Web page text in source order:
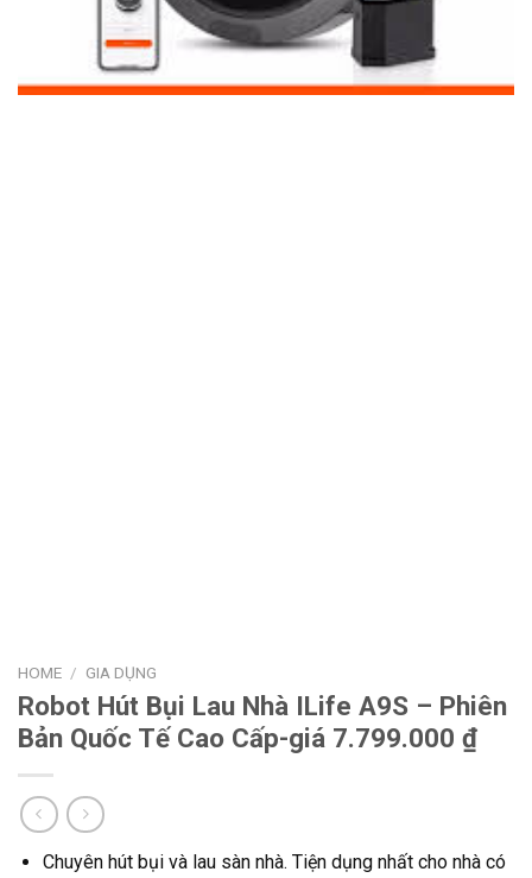
HOME / GIA DỤNG
Robot Hút Bụi Lau Nhà ILife A9S – Phiên
Bản Quốc Tế Cao Cấp-giá 7.799.000 ₫
Chuyên hút bụi và lau sàn nhà. Tiện dụng nhất cho nhà có